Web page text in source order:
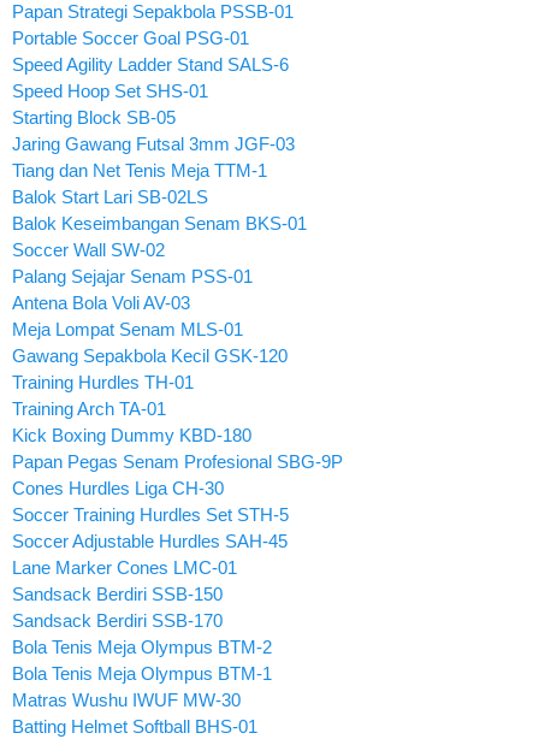
Papan Strategi Sepakbola PSSB-01
Portable Soccer Goal PSG-01
Speed Agility Ladder Stand SALS-6
Speed Hoop Set SHS-01
Starting Block SB-05
Jaring Gawang Futsal 3mm JGF-03
Tiang dan Net Tenis Meja TTM-1
Balok Start Lari SB-02LS
Balok Keseimbangan Senam BKS-01
Soccer Wall SW-02
Palang Sejajar Senam PSS-01
Antena Bola Voli AV-03
Meja Lompat Senam MLS-01
Gawang Sepakbola Kecil GSK-120
Training Hurdles TH-01
Training Arch TA-01
Kick Boxing Dummy KBD-180
Papan Pegas Senam Profesional SBG-9P
Cones Hurdles Liga CH-30
Soccer Training Hurdles Set STH-5
Soccer Adjustable Hurdles SAH-45
Lane Marker Cones LMC-01
Sandsack Berdiri SSB-150
Sandsack Berdiri SSB-170
Bola Tenis Meja Olympus BTM-2
Bola Tenis Meja Olympus BTM-1
Matras Wushu IWUF MW-30
Batting Helmet Softball BHS-01